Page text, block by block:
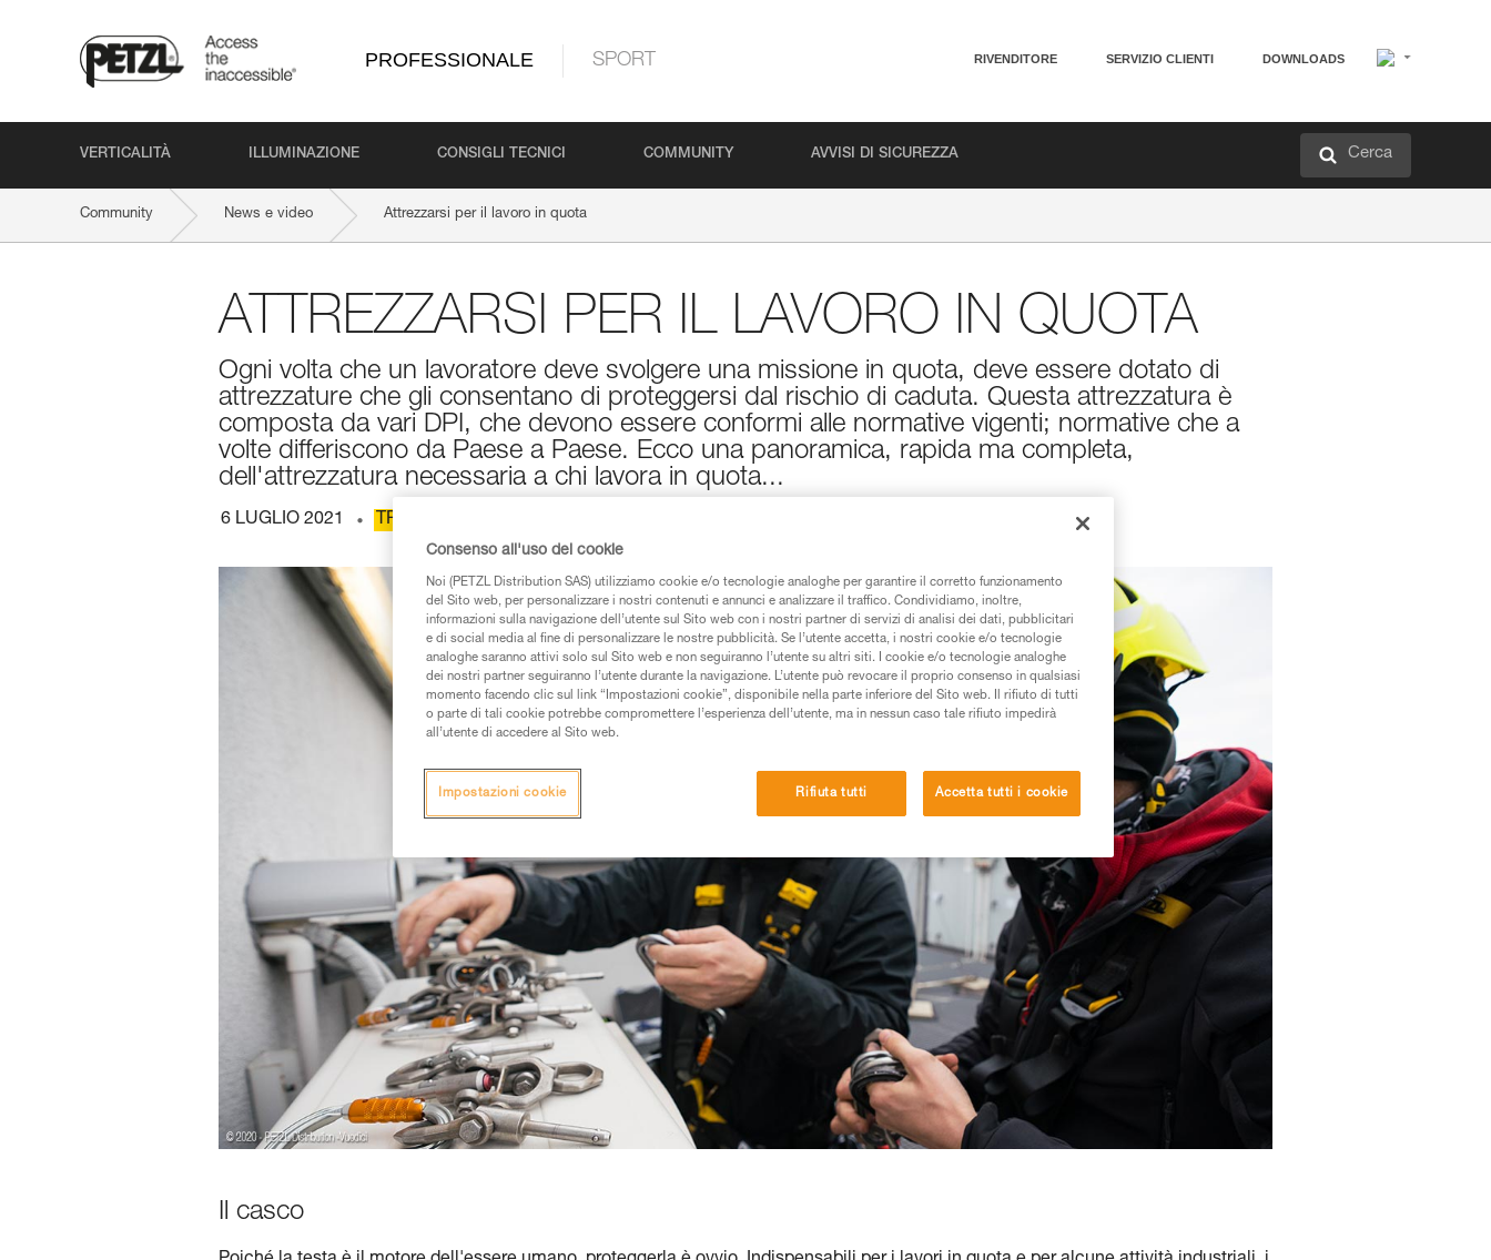
PROFESSIONALE SPORT RIVENDITORE SERVIZIO CLIENTI DOWNLOADS
VERTICALITÀ ILLUMINAZIONE CONSIGLI TECNICI COMMUNITY AVVISI DI SICUREZZA Cerca
Community News e video Attrezzarsi per il lavoro in quota
ATTREZZARSI PER IL LAVORO IN QUOTA
Ogni volta che un lavoratore deve svolgere una missione in quota, deve essere dotato di
attrezzature che gli consentano di proteggersi dal rischio di caduta. Questa attrezzatura è
composta da vari DPI, che devono essere conformi alle normative vigenti; normative che a
volte differiscono da Paese a Paese. Ecco una panoramica, rapida ma completa,
dell'attrezzatura necessaria a chi lavora in quota...
6 LUGLIO 2021 TRAVATURE E COPERTURE
Il casco
Consenso all'uso dei cookie
Noi (PETZL Distribution SAS) utilizziamo cookie e/o tecnologie analoghe per garantire il corretto funzionamento
del Sito web, per personalizzare i nostri contenuti e annunci e analizzare il traffico. Condividiamo, inoltre,
informazioni sulla navigazione dell’utente sul Sito web con i nostri partner di servizi di analisi dei dati, pubblicitari
e di social media al fine di personalizzare le nostre pubblicità. Se l’utente accetta, i nostri cookie e/o tecnologie
analoghe saranno attivi solo sul Sito web e non seguiranno l’utente su altri siti. I cookie e/o tecnologie analoghe
dei nostri partner seguiranno l’utente durante la navigazione. L’utente può revocare il proprio consenso in qualsiasi
momento facendo clic sul link “Impostazioni cookie”, disponibile nella parte inferiore del Sito web. Il rifiuto di tutti
o parte di tali cookie potrebbe compromettere l’esperienza dell’utente, ma in nessun caso tale rifiuto impedirà
all’utente di accedere al Sito web.
Rifiuta tutti Accetta tutti i cookie
Impostazioni cookie